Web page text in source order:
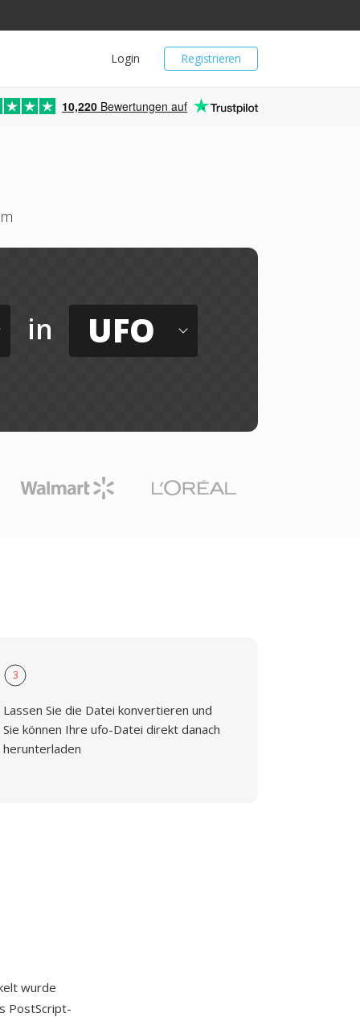
Registrieren
Login
10,220 Bewertungen auf
in UFO
3
Lassen Sie die Datei konvertieren und
Sie können Ihre ufo-Datei direkt danach
herunterladen
wurde
PostScript-